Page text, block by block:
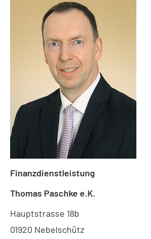
Finanzdienstleistung
Thomas Paschke e.K.
Hauptstrasse 18b
01920 Nebelschütz